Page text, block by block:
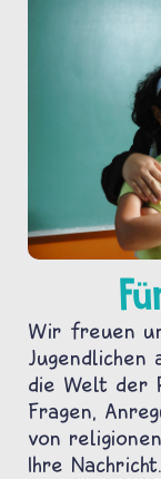
Wir freuen
Jugendlichen
die Welt der
Fragen,
von
Ihre Nachricht.